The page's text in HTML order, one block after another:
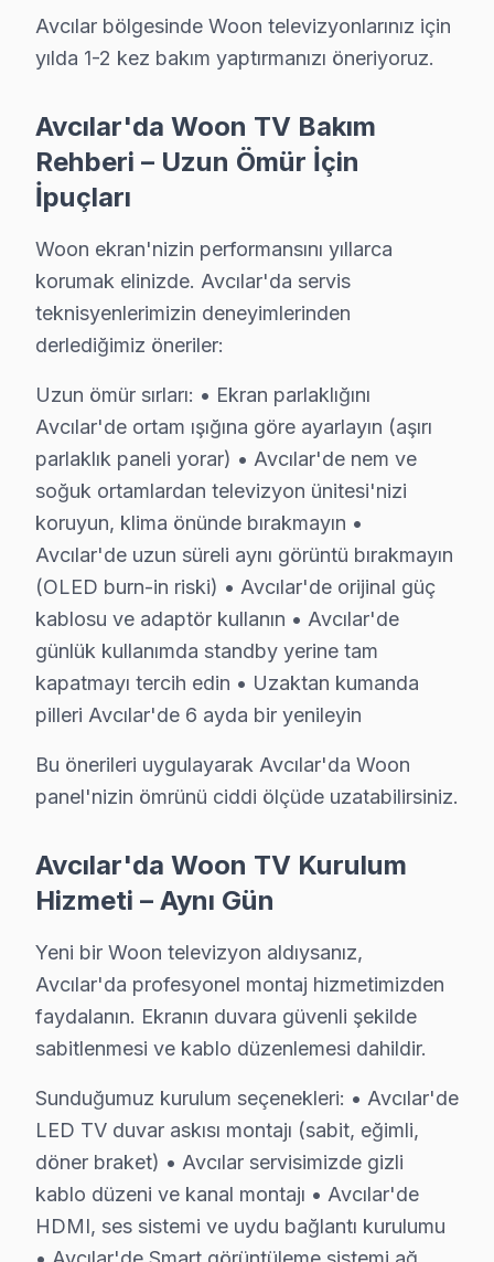
Avcılar'deki Woon başvuruları incelendiğinde en sık
Avcılar'de son değerlendirme döneminde
— %12 2-3 gün içinde teslim
— %8 parça tedarik bekleme (nadir model)
Woon konusundaki 12 yıllık deneyimimiz, her yeni
Avcılar Woon Servisimizin Teknik hizmet
Woon akıllı TV arıza servisi Avcılar'ın her
Woon TV Servisi Hakkında Sorular
Woon TV ekranı karardı, ne yapmalıyım?
Avcılar Woon servis ücreti ne kadar?
Arıza tespitiücretsiz . Ekran değişimi ₺1.500–₺8.000,
Woon TV tamiri için Avcılar'de ne kadar
Woon TV Arızası İçin Avcılar'de Doğru Adres
Avcılar'de Woon televizyon ünitesi'nizi tamir ettirmek
Şimdi arayın: 0850 811 14 36 — Avcılar'ye aynı gün
Woon Televizyon Servis Rehberi – Avcılar
Avcılar bölgesinde Woon arızası yaşıyorsanız, Avcılar
Avcılar'de servis ziyareti sonrası yazılı rapor talep eden
Güç kartı ve anakart arızaları Avcılar bölgesindeki
Woon televizyon arızası Avcılar'de yaşandığında,
Pratikte gözlemlediğimiz: Avcılar'de standby modundan
Avcılar bölgesindeki yoğun servis geçmişimiz sayesinde
Avcılar bölgesinde Woon televizyonlarınız için
yılda 1-2 kez bakım yaptırmanızı öneriyoruz.
Avcılar'da Woon TV Bakım
Rehberi – Uzun Ömür İçin
İpuçları
Woon ekran'nizin performansını yıllarca
korumak elinizde. Avcılar'da servis
teknisyenlerimizin deneyimlerinden
derlediğimiz öneriler:
Uzun ömür sırları: • Ekran parlaklığını
Avcılar'de ortam ışığına göre ayarlayın (aşırı
parlaklık paneli yorar) • Avcılar'de nem ve
soğuk ortamlardan televizyon ünitesi'nizi
koruyun, klima önünde bırakmayın •
Avcılar'de uzun süreli aynı görüntü bırakmayın
(OLED burn-in riski) • Avcılar'de orijinal güç
kablosu ve adaptör kullanın • Avcılar'de
günlük kullanımda standby yerine tam
kapatmayı tercih edin • Uzaktan kumanda
pilleri Avcılar'de 6 ayda bir yenileyin
Bu önerileri uygulayarak Avcılar'da Woon
panel'nizin ömrünü ciddi ölçüde uzatabilirsiniz.
Avcılar'da Woon TV Kurulum
Hizmeti – Aynı Gün
Yeni bir Woon televizyon aldıysanız,
Avcılar'da profesyonel montaj hizmetimizden
faydalanın. Ekranın duvara güvenli şekilde
sabitlenmesi ve kablo düzenlemesi dahildir.
Sunduğumuz kurulum seçenekleri: • Avcılar'de
LED TV duvar askısı montajı (sabit, eğimli,
döner braket) • Avcılar servisimizde gizli
kablo düzeni ve kanal montajı • Avcılar'de
HDMI, ses sistemi ve uydu bağlantı kurulumu